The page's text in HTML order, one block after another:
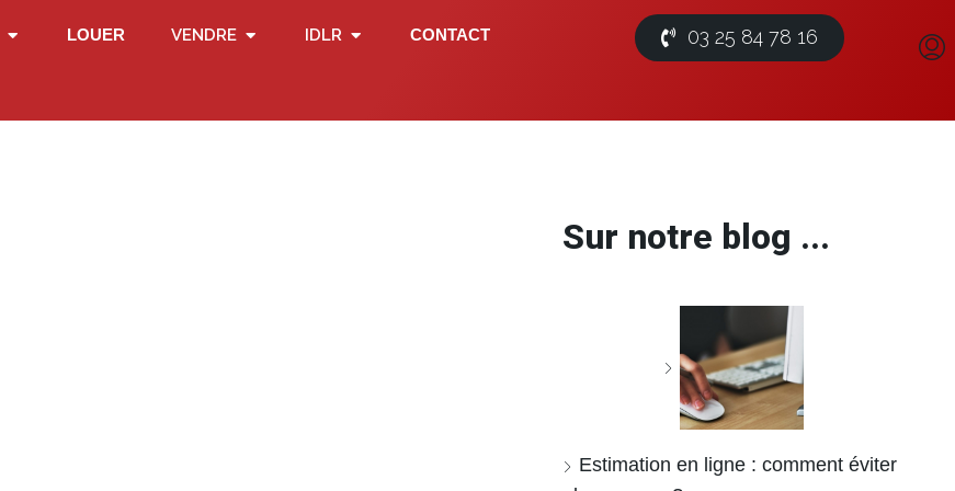
LOUER VENDRE IDLR CONTACT 03 25 84 78 16
Sur notre blog ...
Estimation en ligne : comment éviter